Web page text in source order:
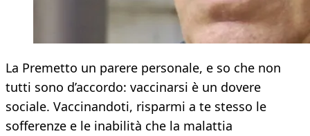
La Premetto un parere personale, e so che non
tutti sono d’accordo: vaccinarsi è un dovere
sociale. Vaccinandoti, risparmi a te stesso le
sofferenze e le inabilità che la malattia